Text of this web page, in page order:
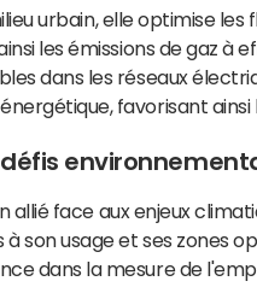
urbain, elle optimise les
les émissions de gaz à
dans les réseaux
favorisant ainsi
allié face aux enjeux
à son usage et ses zones
dans la mesure de